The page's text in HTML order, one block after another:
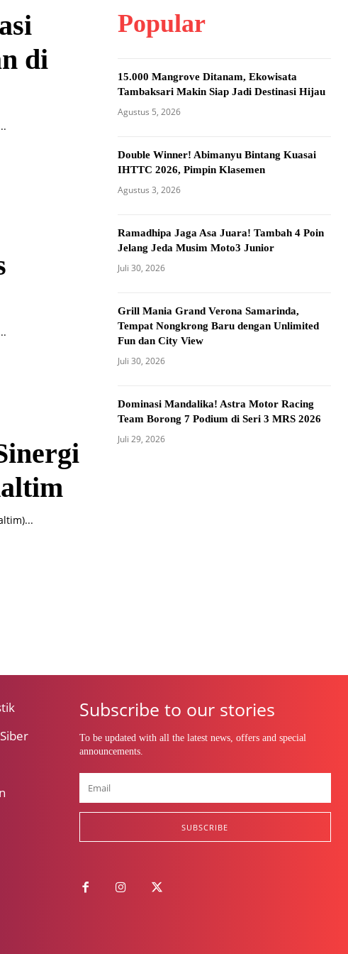
di
Popular
15.000 Mangrove Ditanam, Ekowisata
Tambaksari Makin Siap Jadi Destinasi Hijau
Agustus 5, 2026
Double Winner! Abimanyu Bintang Kuasai
IHTTC 2026, Pimpin Klasemen
Agustus 3, 2026
Ramadhipa Jaga Asa Juara! Tambah 4 Poin
Jelang Jeda Musim Moto3 Junior
Juli 30, 2026
Grill Mania Grand Verona Samarinda,
Tempat Nongkrong Baru dengan Unlimited
Fun dan City View
Juli 30, 2026
Dominasi Mandalika! Astra Motor Racing
Team Borong 7 Podium di Seri 3 MRS 2026
Juli 29, 2026
Subscribe to our stories
To be updated with all the latest news, offers and special
announcements.
SUBSCRIBE